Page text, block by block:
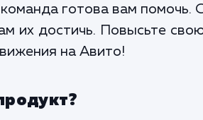
готова вам
их достичь. Повысьте
на Авито!